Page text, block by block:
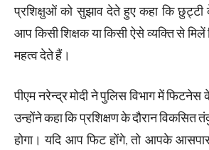
प्रशिक्षुओं को सुझाव देते हुए कहा कि
आप किसी शिक्षक या किसी ऐसे व्यक्ति से
महत्व देते हैं।
पीएम नरेन्द्र मोदी ने पुलिस विभाग में फिटनेस
उन्होंने कहा कि प्रशिक्षण के दौरान विकसित
होगा। यदि आप फिट होंगे, तो आपके